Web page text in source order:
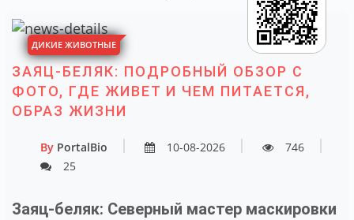
ДИКИЕ ЖИВОТНЫЕ
ЗАЯЦ-БЕЛЯК: ПОДРОБНЫЙ ОБЗОР С
ФОТО, ГДЕ ЖИВЕТ И ЧЕМ ПИТАЕТСЯ,
ОБРАЗ ЖИЗНИ
By PortalBio 10-08-2026
746
25
Заяц-беляк: Северный мастер маскировки